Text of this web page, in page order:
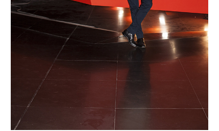
FRANCIA
Angoli di Parigi in Italia – progetto 2018